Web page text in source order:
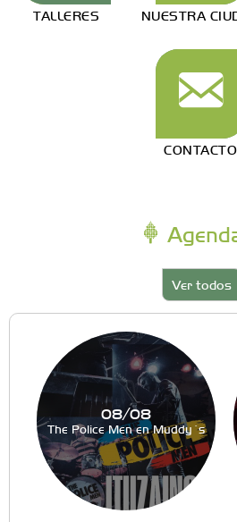
TALLERES NUESTRA
CONTACTO
Ver todos
08/08
The Police Men en Muddy´s